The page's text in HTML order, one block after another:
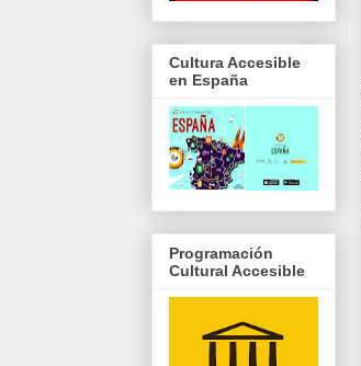
Cultura Accesible
en España
Programación
Cultural Accesible